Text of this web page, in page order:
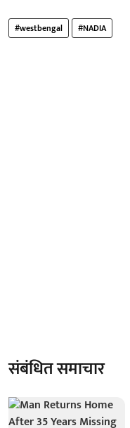
#westbengal #NADIA
संबंधित समाचार